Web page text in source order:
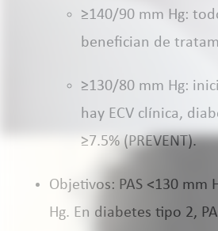
≥140/90 mm Hg:
benefician de
≥130/80 mm Hg:
hay ECV clínica,
≥7.5% (PREVENT).
Objetivos: PAS <130 mm
Hg. En diabetes tipo 2,